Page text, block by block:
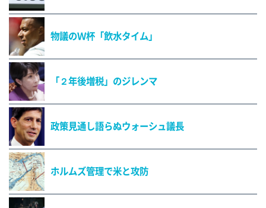
物議のＷ杯「飲水タイム」
「２年後増税」のジレンマ
政策見通し語らぬウォーシュ議長
ホルムズ管理で米と攻防